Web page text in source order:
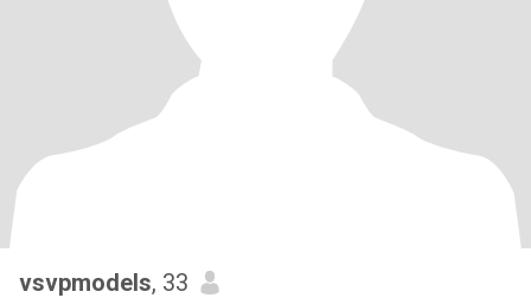
vsvpmodels, 33